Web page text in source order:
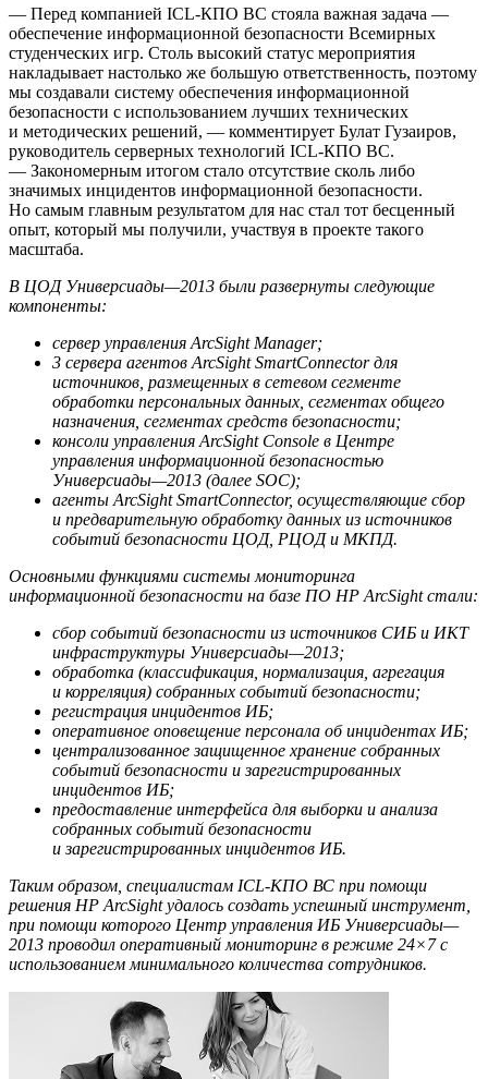
— Перед компанией ICL-КПО ВС стояла важная задача —
обеспечение информационной безопасности Всемирных
студенческих игр. Столь высокий статус мероприятия
накладывает настолько же большую ответственность, поэтому
мы создавали систему обеспечения информационной
безопасности с использованием лучших технических
и методических решений, — комментирует Булат Гузаиров,
руководитель серверных технологий ICL-КПО ВС.
— Закономерным итогом стало отсутствие сколь либо
значимых инцидентов информационной безопасности.
Но самым главным результатом для нас стал тот бесценный
опыт, который мы получили, участвуя в проекте такого
масштаба.
В ЦОД Универсиады—2013 были развернуты следующие
компоненты:
сервер управления ArcSight Manager;
3 сервера агентов ArcSight SmartConnector для
источников, размещенных в сетевом сегменте
обработки персональных данных, сегментах общего
назначения, сегментах средств безопасности;
консоли управления ArcSight Console в Центре
управления информационной безопасностью
Универсиады—2013 (далее SOC);
агенты ArcSight SmartConnector, осуществляющие сбор
и предварительную обработку данных из источников
событий безопасности ЦОД, РЦОД и МКПД.
Основными функциями системы мониторинга
информационной безопасности на базе ПО HP ArcSight стали:
сбор событий безопасности из источников СИБ и ИКТ
инфраструктуры Универсиады—2013;
обработка (классификация, нормализация, агрегация
и корреляция) собранных событий безопасности;
регистрация инцидентов ИБ;
оперативное оповещение персонала об инцидентах ИБ;
централизованное защищенное хранение собранных
событий безопасности и зарегистрированных
инцидентов ИБ;
предоставление интерфейса для выборки и анализа
собранных событий безопасности
и зарегистрированных инцидентов ИБ.
Таким образом, специалистам ICL-КПО ВС при помощи
решения HP ArcSight удалось создать успешный инструмент,
при помощи которого Центр управления ИБ Универсиады—
2013 проводил оперативный мониторинг в режиме 24×7 с
использованием минимального количества сотрудников.